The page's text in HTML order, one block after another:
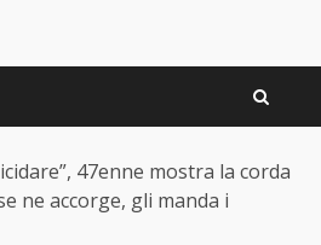
47enne mostra la corda
ne accorge, gli manda i